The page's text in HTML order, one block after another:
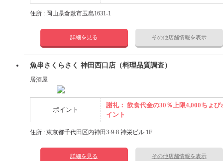
住所 : 岡山県倉敷市玉島1631-1
詳細を見る その他店舗情報を表示
魚串さくらさく 神田西口店（料理品質調査）
居酒屋
ポイント
謝礼： 飲食代金の30％上限4,000ちょび
イント
住所 : 東京都千代田区内神田3-9-8 神栄ビル 1F
詳細を見る その他店舗情報を表示